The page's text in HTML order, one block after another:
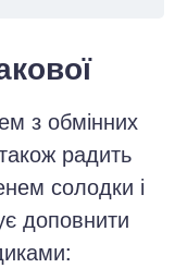
з обмінних
радить
солодки і
доповнити